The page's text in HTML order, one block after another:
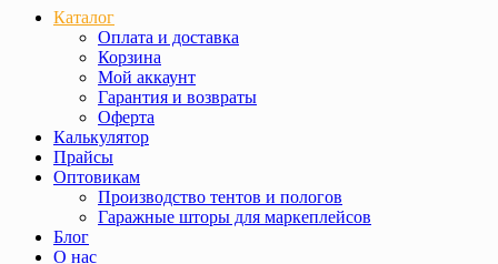
Каталог
Оплата и доставка
Корзина
Мой аккаунт
Гарантия и возвраты
Оферта
Калькулятор
Прайсы
Оптовикам
Производство тентов и пологов
Гаражные шторы для маркеплейсов
Блог
О нас